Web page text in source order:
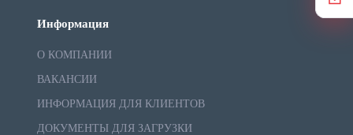
Информация
О КОМПАНИИ
ВАКАНСИИ
ИНФОРМАЦИЯ ДЛЯ КЛИЕНТОВ
ДОКУМЕНТЫ ДЛЯ ЗАГРУЗКИ